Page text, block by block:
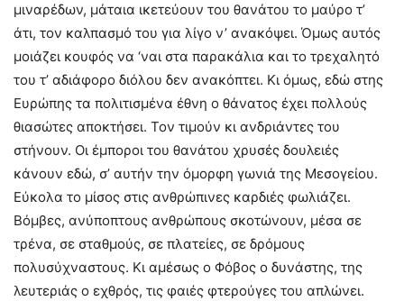
μιναρέδων, μάταια ικετεύουν του θανάτου το μαύρο τ’
άτι, τον καλπασμό του για λίγο ν’ ανακόψει. Όμως αυτός
μοιάζει κουφός να ‘ναι στα παρακάλια και το τρεχαλητό
του τ’ αδιάφορο διόλου δεν ανακόπτει. Κι όμως, εδώ στης
Ευρώπης τα πολιτισμένα έθνη ο θάνατος έχει πολλούς
θιασώτες αποκτήσει. Τον τιμούν κι ανδριάντες του
στήνουν. Οι έμποροι του θανάτου χρυσές δουλειές
κάνουν εδώ, σ’ αυτήν την όμορφη γωνιά της Μεσογείου.
Εύκολα το μίσος στις ανθρώπινες καρδιές φωλιάζει.
Βόμβες, ανύποπτους ανθρώπους σκοτώνουν, μέσα σε
τρένα, σε σταθμούς, σε πλατείες, σε δρόμους
πολυσύχναστους. Κι αμέσως ο Φόβος ο δυνάστης, της
λευτεριάς ο εχθρός, τις φαιές φτερούγες του απλώνει.